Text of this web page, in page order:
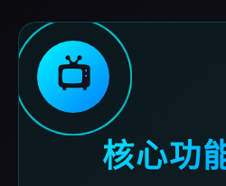
📺
核心功